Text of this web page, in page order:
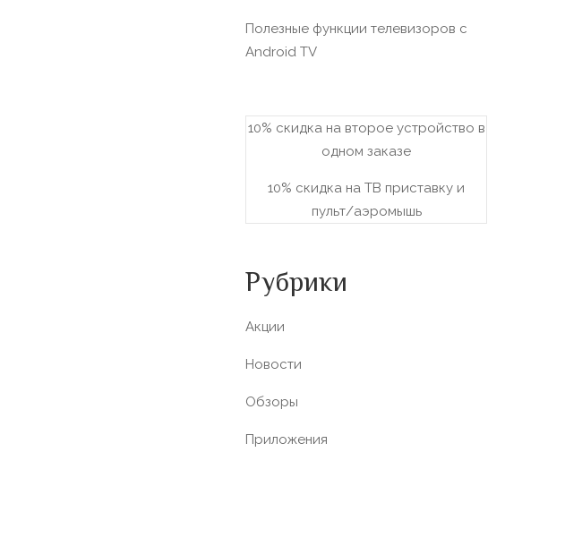
Полезные функции телевизоров c
Android TV
10% скидка на второе устройство в
одном заказе
10% скидка на ТВ приставку и
пульт/аэромышь
Рубрики
Акции
Новости
Обзоры
Приложения